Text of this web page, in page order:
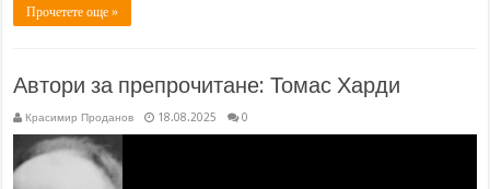
Прочетете още »
Автори за препрочитане: Томас Харди
Красимир Проданов 18.08.2025 0